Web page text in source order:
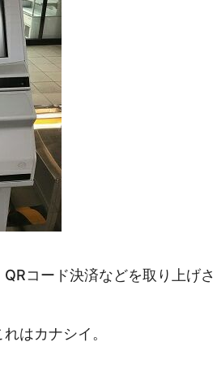
コード決済などを取り上げさ
はカナシイ。